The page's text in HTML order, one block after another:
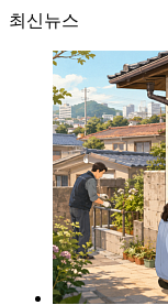
최신뉴스